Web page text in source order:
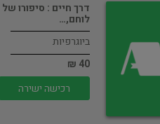
דרך חיים : סיפורו של
לוחם,…
ביוגרפיות
40 ₪
רכישה ישירה